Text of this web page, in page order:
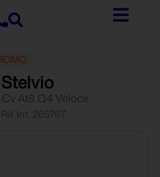
At8 Q4 Veloce
Rif. Int. 265767